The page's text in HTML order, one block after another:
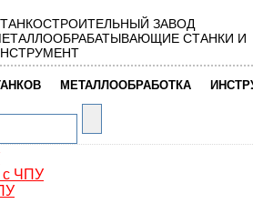
с ЧПУ
ЗАВОД
СТАНКИ И
МЕТАЛЛООБРАБОТКА